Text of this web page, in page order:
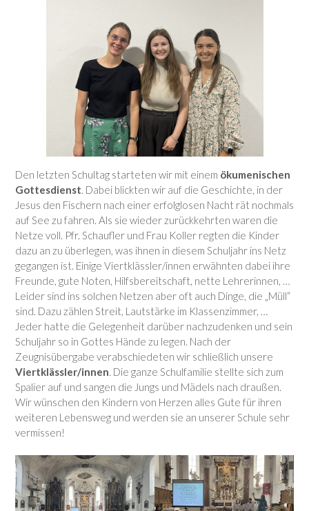
Den letzten Schultag starteten wir mit einem ökumenischen
Gottesdienst . Dabei blickten wir auf die Geschichte, in der
Jesus den Fischern nach einer erfolglosen Nacht rät nochmals
auf See zu fahren. Als sie wieder zurückkehrten waren die
Netze voll. Pfr. Schaufler und Frau Koller regten die Kinder
dazu an zu überlegen, was ihnen in diesem Schuljahr ins Netz
gegangen ist. Einige Viertklässler/innen erwähnten dabei ihre
Freunde, gute Noten, Hilfsbereitschaft, nette Lehrerinnen, …
Leider sind ins solchen Netzen aber oft auch Dinge, die „Müll“
sind. Dazu zählen Streit, Lautstärke im Klassenzimmer, …
Jeder hatte die Gelegenheit darüber nachzudenken und sein
Schuljahr so in Gottes Hände zu legen. Nach der
Zeugnisübergabe verabschiedeten wir schließlich unsere
Viertklässler/innen . Die ganze Schulfamilie stellte sich zum
Spalier auf und sangen die Jungs und Mädels nach draußen.
Wir wünschen den Kindern von Herzen alles Gute für ihren
weiteren Lebensweg und werden sie an unserer Schule sehr
vermissen!